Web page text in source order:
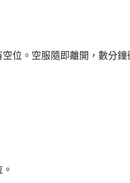
位。空服隨即離開，數分鐘